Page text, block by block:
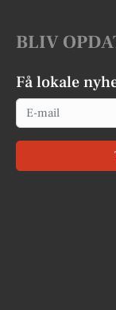
BLIV
Få lokale
Email